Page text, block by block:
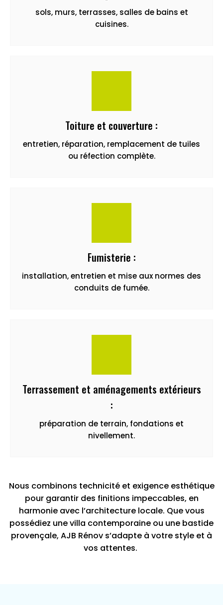
sols, murs, terrasses, salles de bains et
cuisines.
Toiture et couverture :
entretien, réparation, remplacement de tuiles
ou réfection complète.
Fumisterie :
installation, entretien et mise aux normes des
conduits de fumée.
Terrassement et aménagements extérieurs
:
préparation de terrain, fondations et
nivellement.
Nous combinons technicité et exigence esthétique
pour garantir des finitions impeccables, en
harmonie avec l’architecture locale. Que vous
possédiez une villa contemporaine ou une bastide
provençale, AJB Rénov s’adapte à votre style et à
vos attentes.